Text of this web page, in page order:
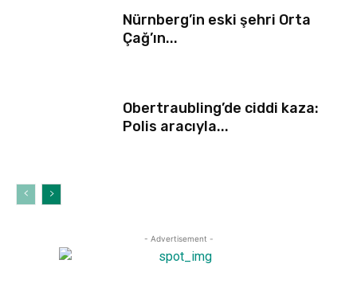
Nürnberg’in eski şehri Orta
Çağ’ın...
Obertraubling’de ciddi kaza:
Polis aracıyla...
- Advertisement -